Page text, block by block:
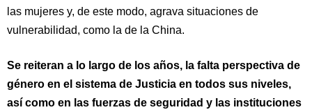
las mujeres y, de este modo, agrava situaciones de
vulnerabilidad, como la de la China.
Se reiteran a lo largo de los años, la falta perspectiva de
género en el sistema de Justicia en todos sus niveles,
así como en las fuerzas de seguridad y las instituciones